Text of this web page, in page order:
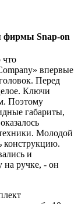
фирмы Snap-on
что
впервые
Перед
Ключи
Поэтому
габариты,
Молодой
и
на ручке, - он